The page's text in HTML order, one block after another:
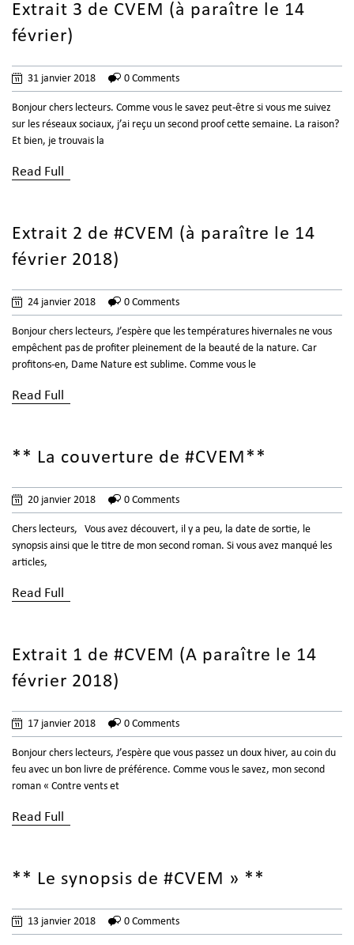
Extrait 3 de CVEM (à paraître le 14
février)
31 janvier 2018 0 Comments
Bonjour chers lecteurs. Comme vous le savez peut-être si vous me suivez
sur les réseaux sociaux, j’ai reçu un second proof cette semaine. La raison?
Et bien, je trouvais la
Read Full
Extrait 2 de #CVEM (à paraître le 14
février 2018)
24 janvier 2018 0 Comments
Bonjour chers lecteurs, J’espère que les températures hivernales ne vous
empêchent pas de profiter pleinement de la beauté de la nature. Car
profitons-en, Dame Nature est sublime. Comme vous le
Read Full
** La couverture de #CVEM**
20 janvier 2018 0 Comments
Chers lecteurs, Vous avez découvert, il y a peu, la date de sortie, le
synopsis ainsi que le titre de mon second roman. Si vous avez manqué les
articles,
Read Full
Extrait 1 de #CVEM (A paraître le 14
février 2018)
17 janvier 2018 0 Comments
Bonjour chers lecteurs, J’espère que vous passez un doux hiver, au coin du
feu avec un bon livre de préférence. Comme vous le savez, mon second
roman « Contre vents et
Read Full
** Le synopsis de #CVEM » **
13 janvier 2018 0 Comments